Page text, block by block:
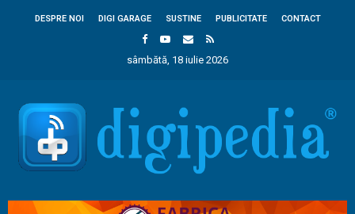
DESPRE NOI DIGI GARAGE SUSTINE PUBLICITATE CONTACT
sâmbătă, 18 iulie 2026